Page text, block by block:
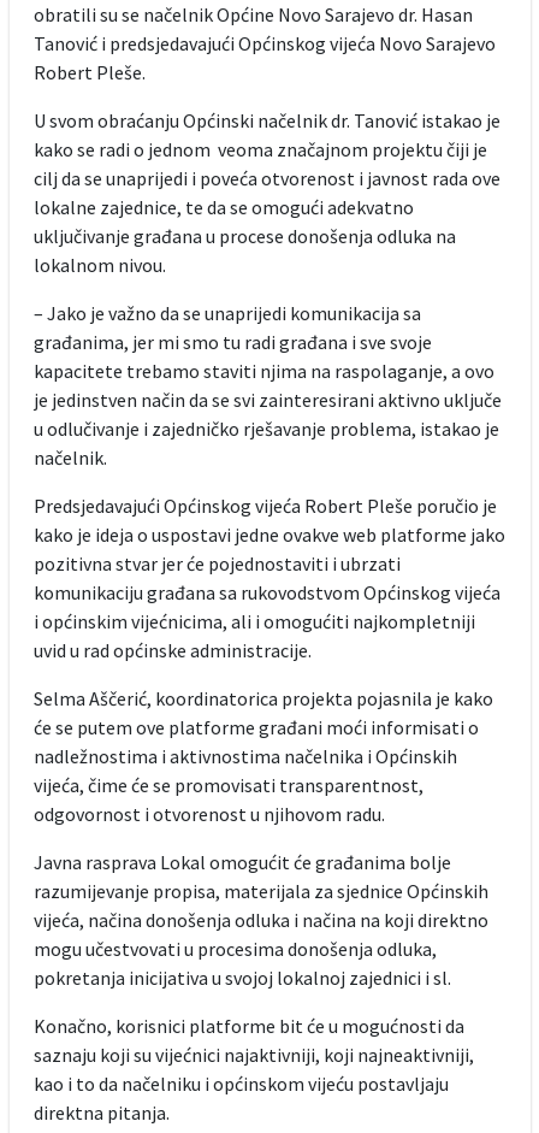
obratili su se načelnik Općine Novo Sarajevo dr. Hasan
Tanović i predsjedavajući Općinskog vijeća Novo Sarajevo
Robert Pleše.
U svom obraćanju Općinski načelnik dr. Tanović istakao je
kako se radi o jednom veoma značajnom projektu čiji je
cilj da se unaprijedi i poveća otvorenost i javnost rada ove
lokalne zajednice, te da se omogući adekvatno
uključivanje građana u procese donošenja odluka na
lokalnom nivou.
– Jako je važno da se unaprijedi komunikacija sa
građanima, jer mi smo tu radi građana i sve svoje
kapacitete trebamo staviti njima na raspolaganje, a ovo
je jedinstven način da se svi zainteresirani aktivno uključe
u odlučivanje i zajedničko rješavanje problema, istakao je
načelnik.
Predsjedavajući Općinskog vijeća Robert Pleše poručio je
kako je ideja o uspostavi jedne ovakve web platforme jako
pozitivna stvar jer će pojednostaviti i ubrzati
komunikaciju građana sa rukovodstvom Općinskog vijeća
i općinskim vijećnicima, ali i omogućiti najkompletniji
uvid u rad općinske administracije.
Selma Aščerić, koordinatorica projekta pojasnila je kako
će se putem ove platforme građani moći informisati o
nadležnostima i aktivnostima načelnika i Općinskih
vijeća, čime će se promovisati transparentnost,
odgovornost i otvorenost u njihovom radu.
Javna rasprava Lokal omogućit će građanima bolje
razumijevanje propisa, materijala za sjednice Općinskih
vijeća, načina donošenja odluka i načina na koji direktno
mogu učestvovati u procesima donošenja odluka,
pokretanja inicijativa u svojoj lokalnoj zajednici i sl.
Konačno, korisnici platforme bit će u mogućnosti da
saznaju koji su vijećnici najaktivniji, koji najneaktivniji,
kao i to da načelniku i općinskom vijeću postavljaju
direktna pitanja.